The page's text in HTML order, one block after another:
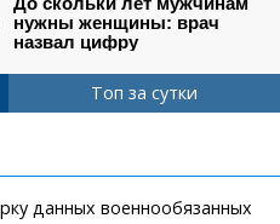
Топ за сутки
данных военнообязанных